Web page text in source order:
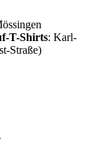
T-Shirts: Karl-
Straße)